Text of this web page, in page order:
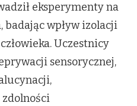
eksperymenty na
wpływ izolacji
Uczestnicy
sensorycznej,